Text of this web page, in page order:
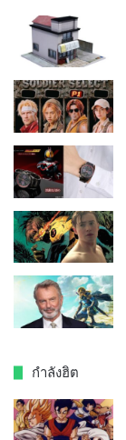
กำลังฮิต